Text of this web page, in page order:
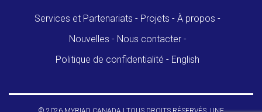
Services et Partenariats Projets
À propos
Nouvelles
Nous contacter
Politique de confidentialité
English